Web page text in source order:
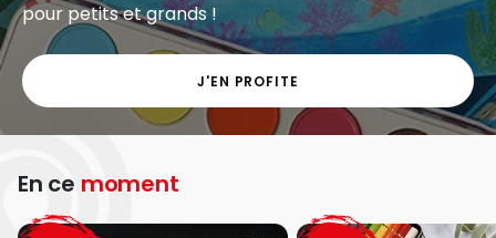
pour petits et grands !
J'EN PROFITE
En ce moment